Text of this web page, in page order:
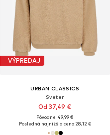
VÝPREDAJ
URBAN CLASSICS
Sveter
Od 37,49 €
Pôvodne: 49,99 €
Posledná najnižšia cena:28,12 €